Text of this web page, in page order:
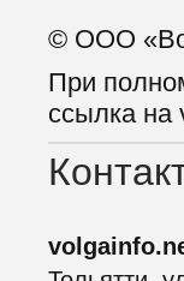
© ООО
При
ссылка на